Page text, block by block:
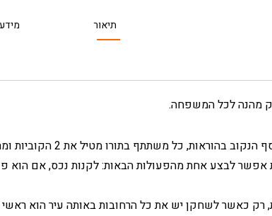
תיאור
מהנה לכל המשפחה.
מחלקים בין
לבצע אחת מהפעולות הבאות: לקנות נכס, אם הוא
רק כאשר לשחקן יש את כל הרחובות באותה עיר הוא